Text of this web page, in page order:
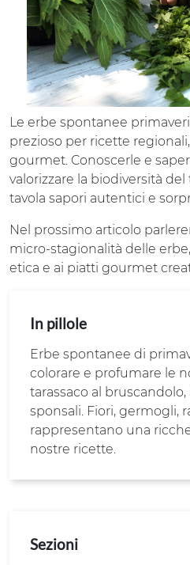
Le erbe spontanee
prezioso per ricette
gourmet. Conoscerle e
valorizzare la biodiversità
tavola sapori autentici e
Nel prossimo articolo
micro-stagionalità delle
etica e ai piatti gourmet
In pillole
Erbe spontanee di
colorare e profumare le
tarassaco al
sponsali. Fiori, germogli,
rappresentano una
nostre ricette.
Sezioni